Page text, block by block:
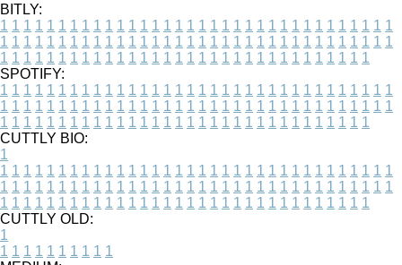
BITLY:
1 1 1 1 1 1 1 1 1 1 1 1 1 1 1 1 1 1 1 1 1 1 1 1 1 1 1 1 1 1 1 1 1 1
1 1 1 1 1 1 1 1 1 1 1 1 1 1 1 1 1 1 1 1 1 1 1 1 1 1 1 1 1 1 1 1 1 1
1 1 1 1 1 1 1 1 1 1 1 1 1 1 1 1 1 1 1 1 1 1 1 1 1 1 1 1 1 1 1 1
SPOTIFY:
1 1 1 1 1 1 1 1 1 1 1 1 1 1 1 1 1 1 1 1 1 1 1 1 1 1 1 1 1 1 1 1 1 1
1 1 1 1 1 1 1 1 1 1 1 1 1 1 1 1 1 1 1 1 1 1 1 1 1 1 1 1 1 1 1 1 1 1
1 1 1 1 1 1 1 1 1 1 1 1 1 1 1 1 1 1 1 1 1 1 1 1 1 1 1 1 1 1 1 1
CUTTLY BIO:
1
1 1 1 1 1 1 1 1 1 1 1 1 1 1 1 1 1 1 1 1 1 1 1 1 1 1 1 1 1 1 1 1 1 1
1 1 1 1 1 1 1 1 1 1 1 1 1 1 1 1 1 1 1 1 1 1 1 1 1 1 1 1 1 1 1 1 1 1
1 1 1 1 1 1 1 1 1 1 1 1 1 1 1 1 1 1 1 1 1 1 1 1 1 1 1 1 1 1 1 1
CUTTLY OLD:
1
1 1 1 1 1 1 1 1 1 1